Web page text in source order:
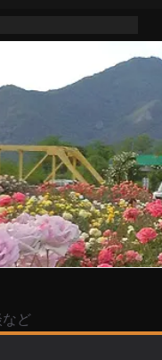
お盆明けはまた暑い
な?
ど